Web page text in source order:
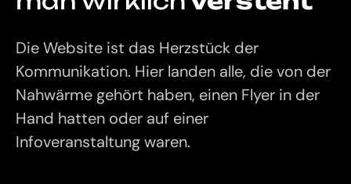
Die Website ist das Herzstück der
Kommunikation. Hier landen alle, die von der
Nahwärme gehört haben, einen Flyer in der
Hand hatten oder auf einer
Infoveranstaltung waren.